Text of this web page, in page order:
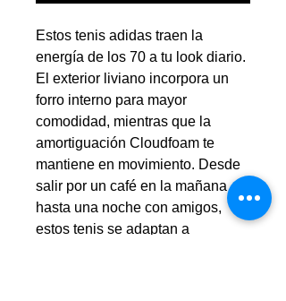
Estos tenis adidas traen la
energía de los 70 a tu look diario.
El exterior liviano incorpora un
forro interno para mayor
comodidad, mientras que la
amortiguación Cloudfoam te
mantiene en movimiento. Desde
salir por un café en la mañana
hasta una noche con amigos,
estos tenis se adaptan a